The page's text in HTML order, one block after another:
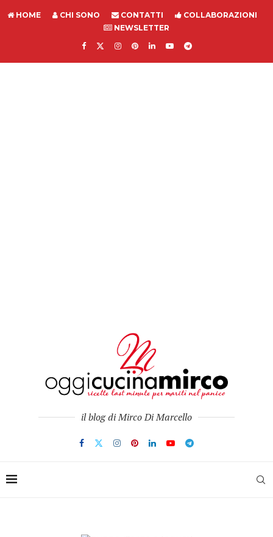
HOME CHI SONO CONTATTI
COLLABORAZIONI
NEWSLETTER
il blog di Mirco Di Marcello